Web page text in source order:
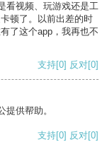
看视频、玩游戏还是工
顿了。以前出差的时
了这个app，我再也不
支持[0] 反对[0]
供帮助。
支持[0] 反对[0]